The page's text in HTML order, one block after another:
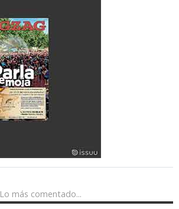
Lo más comentado...